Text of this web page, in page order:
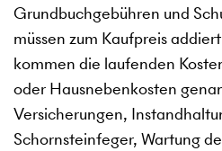
Grundbuchgebühren und
müssen zum Kaufpreis
kommen die laufenden
oder Hausnebenkosten
Versicherungen,
Schornsteinfeger, Wartung